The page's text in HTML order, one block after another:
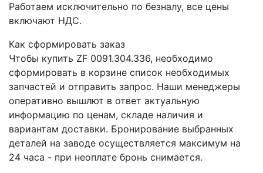
Работаем исключительно по безналу, все цены
включают НДС.
Как сформировать заказ
Чтобы купить ZF 0091.304.336, необходимо
сформировать в корзине список необходимых
запчастей и отправить запрос. Наши менеджеры
оперативно вышлют в ответ актуальную
информацию по ценам, складе наличия и
вариантам доставки. Бронирование выбранных
деталей на заводе осуществляется максимум на
24 часа - при неоплате бронь снимается.